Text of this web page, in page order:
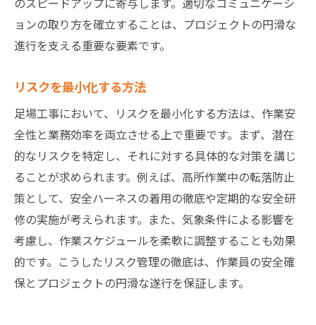
ョンの取り方を確立することは、プロジェクトの円滑な
進行を支える重要な要素です。
リスクを最小化する方法
足場工事において、リスクを最小化する方法は、作業安
全性と業務効率を両立させる上で重要です。まず、潜在
的なリスクを特定し、それに対する具体的な対策を講じ
ることが求められます。例えば、高所作業中の転落防止
策として、安全ハーネスの着用の徹底や定期的な安全研
修の実施が考えられます。また、気象条件による影響を
考慮し、作業スケジュールを柔軟に調整することも効果
的です。こうしたリスク管理の徹底は、作業員の安全確
保とプロジェクトの円滑な遂行を保証します。